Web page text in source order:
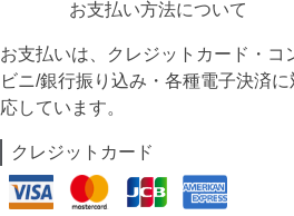
お支払い方法について
お支払いは、クレジットカード・コ
ビニ/銀行振り込み・各種電子決済に
応しています。
クレジットカード